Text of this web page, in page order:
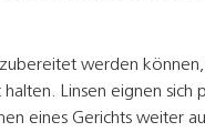
werden
Linsen eignen
eines Gerichts weiter